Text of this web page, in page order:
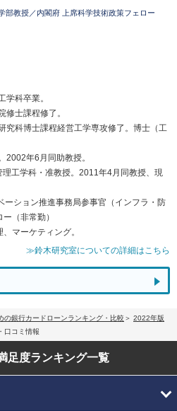
部教授／内閣府 上席科学技術政策フェロー
学科卒業。
修士課程修了。
究科博士課程経営工学専攻修了。博士（工
2002年6月同助教授。
工学科・准教授。2011年4月同教授、現
ション推進事務局参事官（インフラ・防
（非常勤）
マーケティング。
≫鈴木研究室についての詳細はこちら
の銀行カードローンランキング・比較
2022年版
口コミ情報
足度ランキング一覧